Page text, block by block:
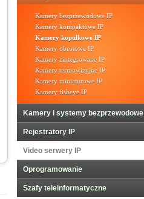
Kamery bezprzewodowe IP
Kamery kompaktowe IP
Kamery kopułkowe IP
Kamery obrotowe IP
Kamery zintegrowane IP
Kamery termowizyjne IP
Kamery miniaturowe IP
Kamery fisheye IP
Kamery i systemy bezprzewodowe
Rejestratory IP
Video serwery IP
Oprogramowanie
Szafy teleinformatyczne